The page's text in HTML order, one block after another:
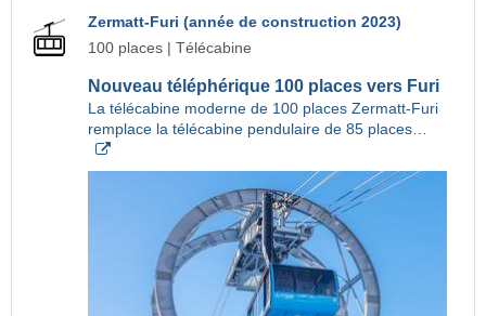
Zermatt-Furi (année de construction 2023)
100 places | Télécabine
Nouveau téléphérique 100 places vers Furi
La télécabine moderne de 100 places Zermatt-Furi
remplace la télécabine pendulaire de 85 places…